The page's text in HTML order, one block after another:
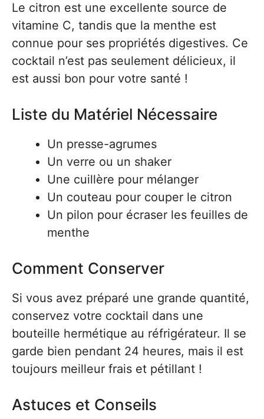
Le citron est une excellente source de
vitamine C, tandis que la menthe est
connue pour ses propriétés digestives. Ce
cocktail n’est pas seulement délicieux, il
est aussi bon pour votre santé !
Liste du Matériel Nécessaire
Un presse-agrumes
Un verre ou un shaker
Une cuillère pour mélanger
Un couteau pour couper le citron
Un pilon pour écraser les feuilles de
menthe
Comment Conserver
Si vous avez préparé une grande quantité,
conservez votre cocktail dans une
bouteille hermétique au réfrigérateur. Il se
garde bien pendant 24 heures, mais il est
toujours meilleur frais et pétillant !
Astuces et Conseils